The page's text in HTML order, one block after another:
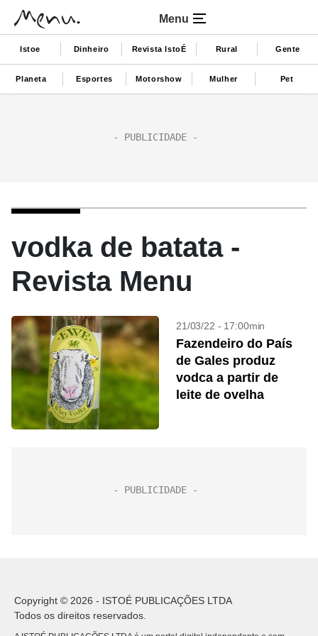
Menu
Istoe Dinheiro Revista IstoÉ Rural Gente
Planeta Esportes Motorshow Mulher Pet
vodka de batata -
Revista Menu
21/03/22 - 17:00min
Fazendeiro do País
de Gales produz
vodca a partir de
leite de ovelha
Copyright © 2026 - ISTOÉ PUBLICAÇÕES LTDA
Todos os direitos reservados.